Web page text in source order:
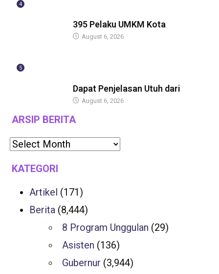
4
395 Pelaku UMKM Kota
August 6, 2026
5
Dapat Penjelasan Utuh dari
August 6, 2026
ARSIP BERITA
KATEGORI
Artikel (171)
Berita (8,444)
8 Program Unggulan (29)
Asisten (136)
Gubernur (3,944)